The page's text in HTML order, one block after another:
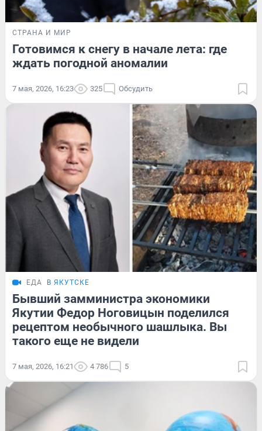
СТРАНА И МИР
Готовимся к снегу в начале лета: где
ждать погодной аномалии
7 мая, 2026, 16:23 325 Обсудить
ЕДА В ЯКУТСКЕ
Бывший замминистра экономики
Якутии Федор Ноговицын поделился
рецептом необычного шашлыка. Вы
такого еще не видели
7 мая, 2026, 16:21 4 786 5